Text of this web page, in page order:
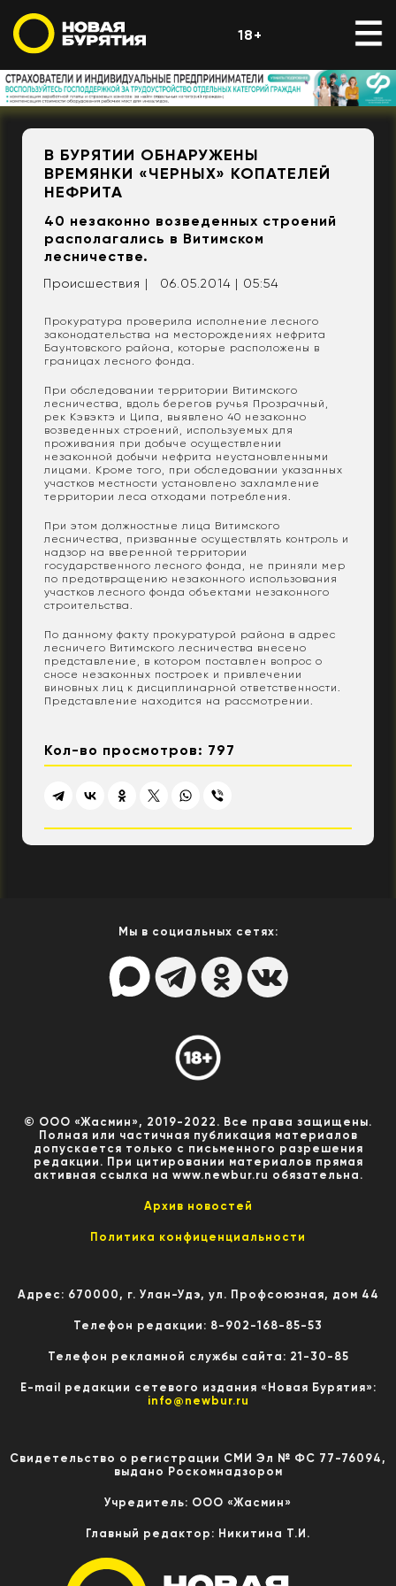
18+
В БУРЯТИИ ОБНАРУЖЕНЫ
ВРЕМЯНКИ «ЧЕРНЫХ» КОПАТЕЛЕЙ
НЕФРИТА
40 незаконно возведенных строений
располагались в Витимском
лесничестве.
Происшествия | 06.05.2014 | 05:54
Прокуратура проверила исполнение лесного
законодательства на месторождениях нефрита
Баунтовского района, которые расположены в
границах лесного фонда.
При обследовании территории Витимского
лесничества, вдоль берегов ручья Прозрачный,
рек Кэвэктэ и Ципа, выявлено 40 незаконно
возведенных строений, используемых для
проживания при добыче осуществлении
незаконной добычи нефрита неустановленными
лицами. Кроме того, при обследовании указанных
участков местности установлено захламление
территории леса отходами потребления.
При этом должностные лица Витимского
лесничества, призванные осуществлять контроль и
надзор на вверенной территории
государственного лесного фонда, не приняли мер
по предотвращению незаконного использования
участков лесного фонда объектами незаконного
строительства.
По данному факту прокуратурой района в адрес
лесничего Витимского лесничества внесено
представление, в котором поставлен вопрос о
сносе незаконных построек и привлечении
виновных лиц к дисциплинарной ответственности.
Представление находится на рассмотрении.
Кол-во просмотров: 797
Мы в социальных сетях:
© ООО «Жасмин», 2019-2022. Все права защищены.
Полная или частичная публикация материалов
допускается только с письменного разрешения
редакции. При цитировании материалов прямая
активная ссылка на www.newbur.ru обязательна.
Архив новостей
Политика конфиценциальности
Адрес: 670000, г. Улан-Удэ, ул. Профсоюзная, дом 44
Телефон редакции: 8-902-168-85-53
Телефон рекламной службы сайта: 21-30-85
E-mail редакции сетевого издания «Новая Бурятия»:
info@newbur.ru
Свидетельство о регистрации СМИ Эл № ФС 77-76094,
выдано Роскомнадзором
Учредитель: ООО «Жасмин»
Главный редактор: Никитина Т.И.